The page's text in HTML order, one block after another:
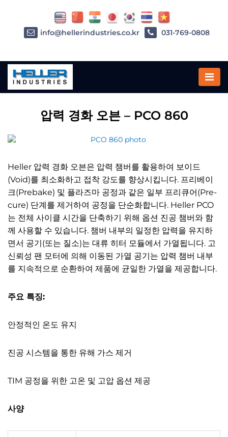
Home»PCO 860
압력 경화 오븐 – PCO 860
Heller 압력 경화 오븐은 압력 챔버를 활용하여 보이드
(Void)를 최소화하고 접착 강도를 향상시킵니다. 프리베이
크(Prebake) 및 플라즈마 공정과 같은 일부 프리큐어(Pre-
cure) 단계를 제거하여 공정을 단순화합니다. Heller PCO
는 전체 사이클 시간을 단축하기 위해 옵션 진공 챔버와 함
께 사용할 수 있습니다. 챔버 내부의 일정한 압력을 유지하
면서 공기(또는 질소)는 대류 히터 모듈에서 가열됩니다. 고
신뢰성 팬 모터에 의해 이동된 가열 공기는 압력 챔버 내부
를 지속적으로 순환하여 제품에 균일한 가열을 제공합니다.
주요 특징:
안정적인 온도 유지
진공 시스템을 통한 유해 가스 제거
TIM 공정을 위한 고온 및 고압 옵션 제공
사양
info@hellerindustries.co.kr 031-769-0808